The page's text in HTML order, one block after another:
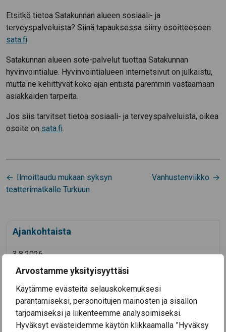
Arvostamme yksityisyyttäsi
Käytämme evästeitä selauskokemuksesi
parantamiseksi, personoitujen mainosten ja sisällön
tarjoamiseksi ja liikenteemme analysoimiseksi.
Hyväksyt evästeidemme käytön klikkaamalla ”Hyväksy
Etsitkö tietoa Satakunnan alueen sosiaali- ja
terveyspalveluista? Siinä tapauksessa siirry osoitteeseen
sata.fi
Satakunnan alueen sote-palvelut tuottaa Satakunnan
hyvinvointialue. Hyvinvointialueen internetsivut on julkaistu,
mutta ne kehittyvät koko ajan entistä paremmin vastaamaan
asiakkaiden tarpeita.
Jos siis tarvitset tietoa sosiaali- ja terveyspalveluista, oikea
osoite on sata.fi
Artikkelien
selaus
Ilmoittaudu mukaan syksyn
teatterimatkalle Turkuun
Vanhustenviikko
Ajankohtaista
3.8.2026
Säkylän Taiteiden yö 2026
14.7.2026
Aineellisen avun kortteja on nyt haettavissa
Säkylässä (EU-ruokakortteja)